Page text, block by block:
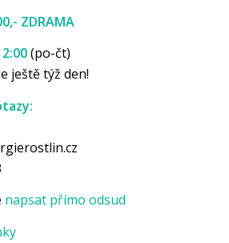
ZDRAMA
(po-čt)
ještě týž den!
napsat přímo odsud